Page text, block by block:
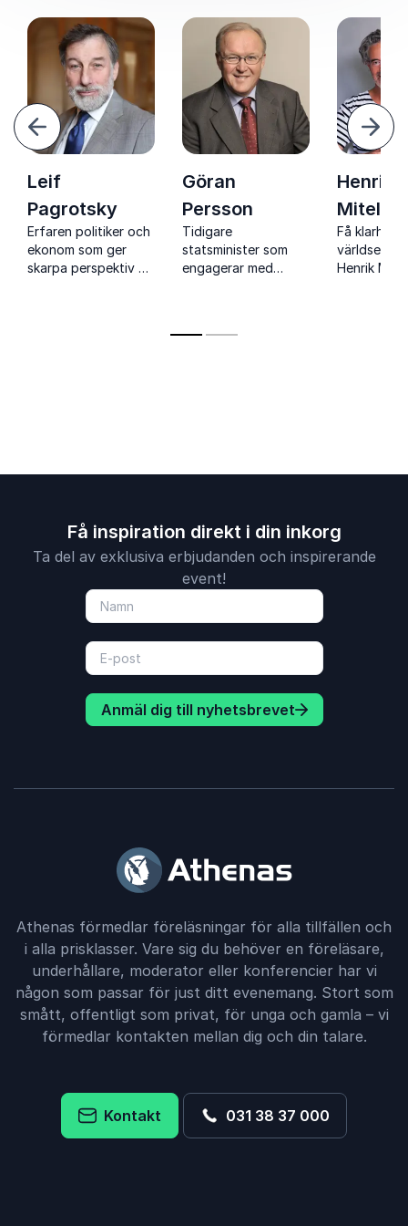
Leif
Pagrotsky
Erfaren politiker och
ekonom som ger
skarpa perspektiv på
Göran
Persson
Tidigare
statsminister som
engagerar med
utveckling
Henrik
Få klarhet i
Henrik
Få inspiration direkt i din inkorg
Ta del av exklusiva erbjudanden och inspirerande
event!
Anmäl dig till nyhetsbrevet
Athenas förmedlar föreläsningar för alla tillfällen och
i alla prisklasser. Vare sig du behöver en föreläsare,
underhållare, moderator eller konferencier har vi
någon som passar för just ditt evenemang. Stort som
smått, offentligt som privat, för unga och gamla – vi
förmedlar kontakten mellan dig och din talare.
Kontakt 031 38 37 000